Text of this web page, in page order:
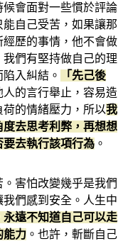
會面對一些慣於評論
自己受苦， 如果讓那
歷的事情，他不會做
們有堅持做自己的理
入糾結。
「先己後
的言行舉止，容易造
的情緒壓力，所以我
去思考利弊，再想想
去執行該項行為 。
害怕改變幾乎是我們
們感到安全。人生中
永遠不知道自己可以走
能力 。也許，斬斷自己